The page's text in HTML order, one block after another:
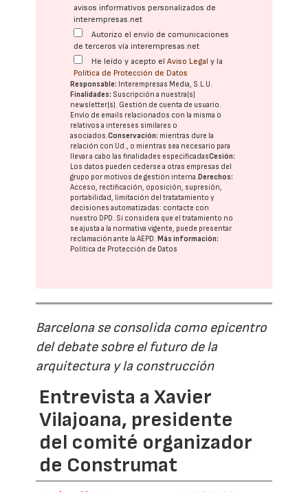
avisos informativos personalizados de
interempresas.net
Autorizo el envío de comunicaciones
de terceros vía interempresas.net
He leído y acepto elAviso Legal y la
Política de Protección de Datos
Responsable: Interempresas Media, S.L.U.
Finalidades: Suscripción a nuestra(s)
newsletter(s). Gestión de cuenta de usuario.
Envío de emails relacionados con la misma o
relativos a intereses similares o
asociados.Conservación: mientras dure la
relación con Ud., o mientras sea necesario para
llevar a cabo las finalidades especificadasCesión:
Los datos pueden cederse a otras empresas del
grupo por motivos de gestión interna.Derechos:
Acceso, rectificación, oposición, supresión,
portabilidad, limitación del tratatamiento y
decisiones automatizadas: contacte con
nuestro DPD . Si considera que el tratamiento no
se ajusta a la normativa vigente, puede presentar
reclamación ante laAEPD .Más información:
Política de Protección de Datos
Barcelona se consolida como epicentro
del debate sobre el futuro de la
arquitectura y la construcción
Entrevista a Xavier
Vilajoana, presidente
del comité organizador
de Construmat